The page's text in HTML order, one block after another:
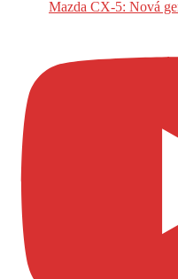
Mazda CX-5: Nová